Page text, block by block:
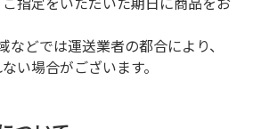
などでは運送業者の都合により、
い場合がございます。